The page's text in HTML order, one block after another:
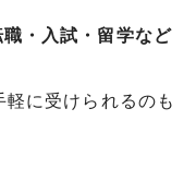
・入試・留学など
に受けられるのも